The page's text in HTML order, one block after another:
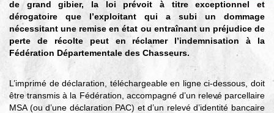
et les territoires
▼
Agir
pour l’environnement
Je veux devenir chasseur
▼
de grand gibier, la loi prévoit à titre exceptionnel et
dérogatoire que l’exploitant qui a subi un dommage
nécessitant une remise en état ou entraînant un préjudice de
perte de récolte peut en réclamer l’indemnisation à la
Fédération Départementale des Chasseurs.
L’imprimé de déclaration, téléchargeable en ligne ci-dessous, doit
être transmis à la Fédération, accompagné d’un relevé parcellaire
MSA (ou d’une déclaration PAC) et d’un relevé d’identité bancaire